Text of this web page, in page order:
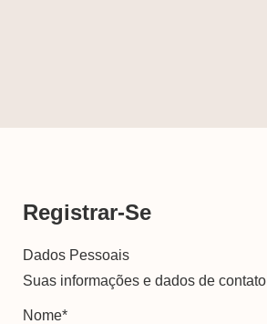
Registrar-Se
Dados Pessoais
Suas informações e dados de contato
Nome*